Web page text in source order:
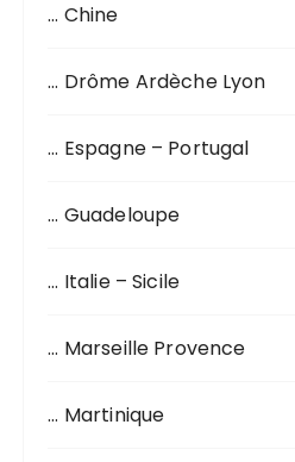
… Chine
… Drôme Ardèche Lyon
… Espagne – Portugal
… Guadeloupe
… Italie – Sicile
… Marseille Provence
… Martinique